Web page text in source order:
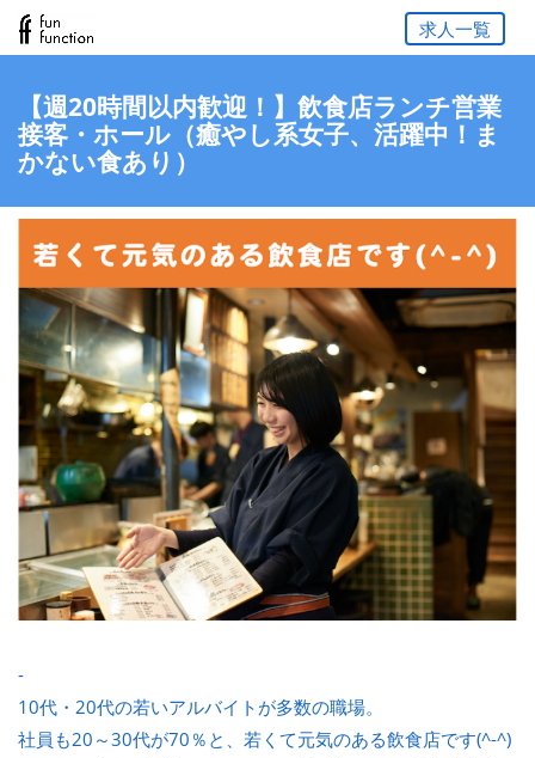
求人一覧
【週20時間以内歓迎！】飲食店ランチ営業
接客・ホール（癒やし系女子、活躍中！ま
かない食あり）
-
10代・20代の若いアルバイトが多数の職場。
社員も20～30代が70％と、若くて元気のある飲食店です(^-^)